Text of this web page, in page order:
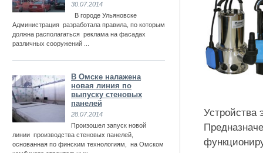
30.07.2014
В городе Ульяновске
Администрация разработала правила, по которым
должна располагаться реклама на фасадах
различных сооружений ...
В Омске налажена
новая линия по
выпуску стеновых
панелей
28.07.2014
Произошел запуск новой
линии производства стеновых панелей,
основанная по финским технологиям, на Омском
Устройства